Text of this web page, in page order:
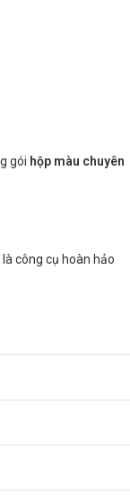
gói hộp màu chuyên
công cụ hoàn hảo